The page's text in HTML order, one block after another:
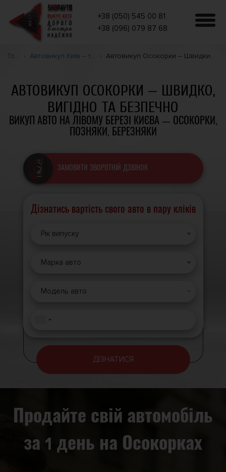
+38 (050) 545 00 81
+38 (096) 079 87 68
Головна Автовикуп Київ – терміновий викуп авто дорого. Автовикуп Осокорки – Швидкий шлях до продажу авто на лівому березі Києва
АВТОВИКУП ОСОКОРКИ — ШВИДКО,
ВИГІДНО ТА БЕЗПЕЧНО
ВИКУП АВТО НА ЛІВОМУ БЕРЕЗІ КИЄВА — ОСОКОРКИ,
ПОЗНЯКИ, БЕРЕЗНЯКИ
ЗАМОВИТИ ЗВОРОТНІЙ ДЗВІНОК
Дізнатись вартість свого авто в пару кліків
Рік випуску
Марка авто
Модель авто
ДІЗНАТИСЯ
Продайте свій автомобіль
за 1 день на Осокорках